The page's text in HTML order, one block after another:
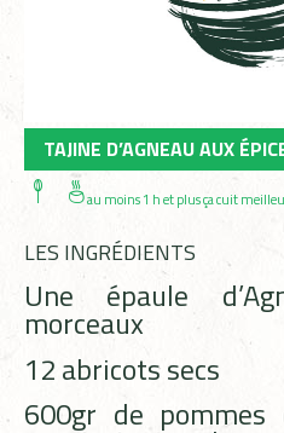
TAJINE D’AGNEAU AUX
au moins 1 h et plus ça cuit
LES INGRÉDIENTS
Une épaule
morceaux
12 abricots secs
600gr de